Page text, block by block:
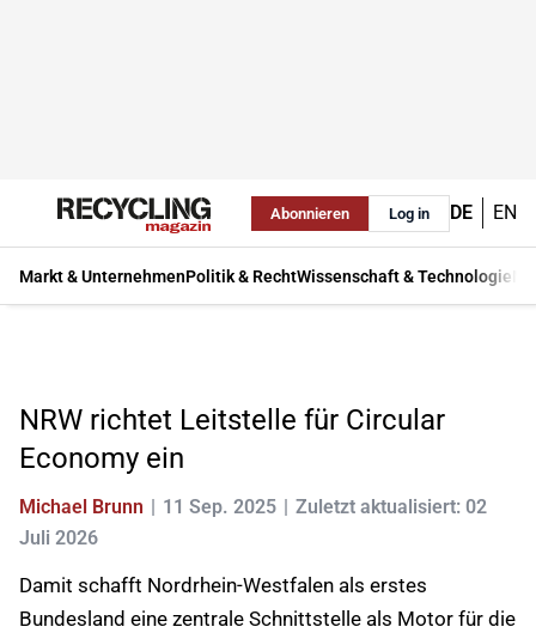
Abonnieren Log in DE EN
Markt & UnternehmenPolitik & RechtWissenschaft & Technologie
NRW richtet Leitstelle für Circular
Economy ein
Michael Brunn 11 Sep. 2025
Zuletzt aktualisiert: 02
Juli 2026
Damit schafft Nordrhein-Westfalen als erstes
Bundesland eine zentrale Schnittstelle als Motor für die